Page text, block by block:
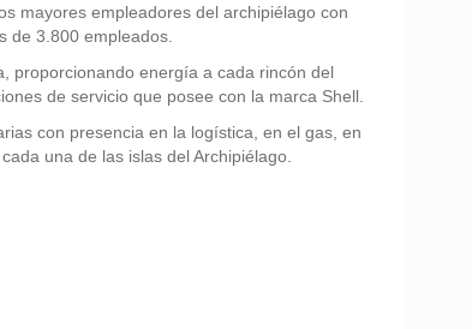
mayores empleadores del archipiélago con
de 3.800 empleados.
proporcionando energía a cada rincón del
de servicio que posee con la marca Shell.
con presencia en la logística, en el gas, en
una de las islas del Archipiélago.